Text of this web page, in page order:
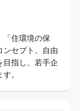
「住環境の保
ンセプト。自由
目指し、若手企
。